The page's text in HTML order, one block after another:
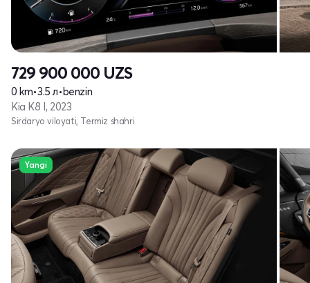
729 900 000 UZS
0 km•3.5 л•benzin
Kia K8 I, 2023
Sirdaryo viloyati, Termiz shahri
Yangi